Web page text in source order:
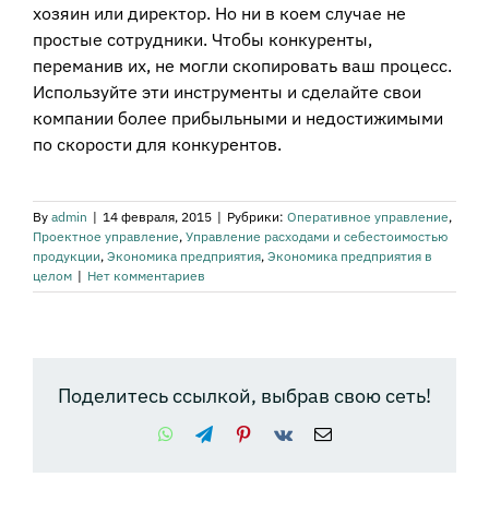
хозяин или директор. Но ни в коем случае не
простые сотрудники. Чтобы конкуренты,
переманив их, не могли скопировать ваш процесс.
Используйте эти инструменты и сделайте свои
компании более прибыльными и недостижимыми
по скорости для конкурентов.
By admin | 14 февраля, 2015 | Рубрики: Оперативное управление,
Проектное управление, Управление расходами и себестоимостью
продукции, Экономика предприятия, Экономика предприятия в
целом | Нет комментариев
Поделитесь ссылкой, выбрав свою сеть!
WhatsApp
TelegramPinterest
Vk Email